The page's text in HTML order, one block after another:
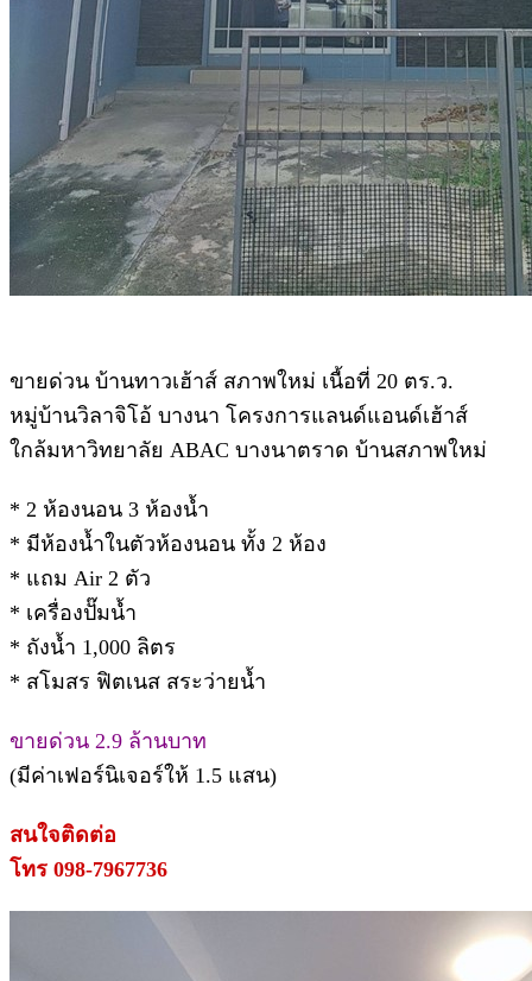
ขายด่วน บ้านทาวเฮ้าส์ สภาพใหม่ เนื้อที่ 20 ตร.ว.
หมู่บ้านวิลาจิโอ้ บางนา โครงการแลนด์แอนด์เฮ้าส์
ใกล้มหาวิทยาลัย ABAC บางนาตราด บ้านสภาพใหม่
* 2 ห้องนอน 3 ห้องน้ำ
* มีห้องน้ำในตัวห้องนอน ทั้ง 2 ห้อง
* แถม Air 2 ตัว
* เครื่องปั๊มน้ำ
* ถังน้ำ 1,000 ลิตร
* สโมสร ฟิตเนส สระว่ายน้ำ
ขายด่วน 2.9 ล้านบาท
(มีค่าเฟอร์นิเจอร์ให้ 1.5 แสน)
สนใจติดต่อ
โทร 098-7967736